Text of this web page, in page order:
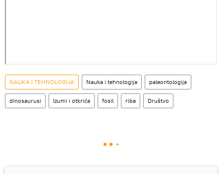
NAUKA I TEHNOLOGIJA Nauka i tehnologija paleontologija
dinosaurusi Izumi i otkrića fosil riba Društvo